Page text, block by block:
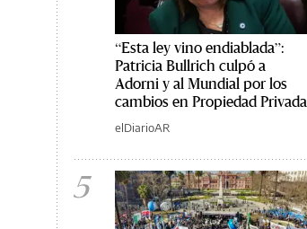
“Esta ley vino endiablada”:
Patricia Bullrich culpó a
Adorni y al Mundial por los
cambios en Propiedad Privada
elDiarioAR
5